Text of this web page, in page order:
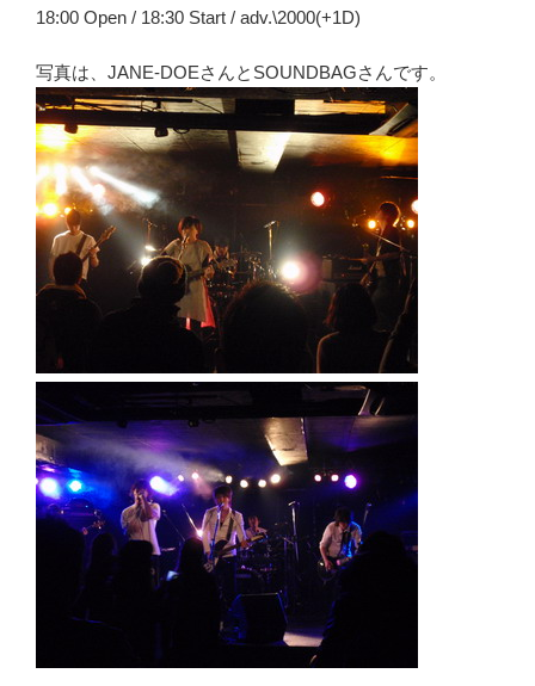
18:00 Open / 18:30 Start / adv.\2000(+1D)
写真は、JANE-DOEさんとSOUNDBAGさんです。